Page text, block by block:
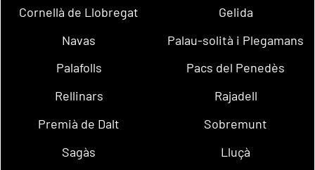
Cornellà de Llobregat
Gelida
Navas
Palau-solità i Plegamans
Palafolls
Pacs del Penedès
Rellinars
Rajadell
Premià de Dalt
Sobremunt
Sagàs
Lluçà